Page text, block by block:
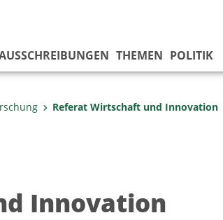
THEMEN POLITIK
Referat Wirtschaft und Innovation
Innovation